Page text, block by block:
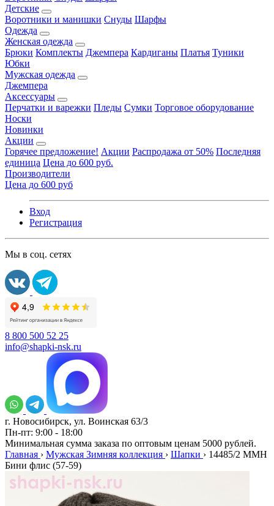
Детские
Воротники и манишки Снуды Шарфы
Одежда
Женская одежда
Брюки Комплекты Джемпера Кардиганы Платья Туники
Юбки
Мужская одежда
Джемпера
Аксессуары
Перчатки и варежки Пледы Сумки Торговое оборудование
Носки
Новинки
Акции
Горячее предложение! Акции Распродажа от 50% Последняя
единица Цена до 600 руб.
Производители
Цена до 600 руб
Вход
Регистрация
Мы в соц. сетях
8 800 500 52 25
info@shapki-nsk.ru
г. Новосибирск, ул. Воинская 63/3
Пн-пт: 9:00 - 18:00
Минимальная сумма заказа по оптовым ценам 5000 рублей.
Главная › Мужская Зимняя коллекция › Шапки › 14485/2 MMH
Бини флис (57-59)